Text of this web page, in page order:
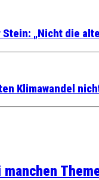
„Nicht die
Klimawandel